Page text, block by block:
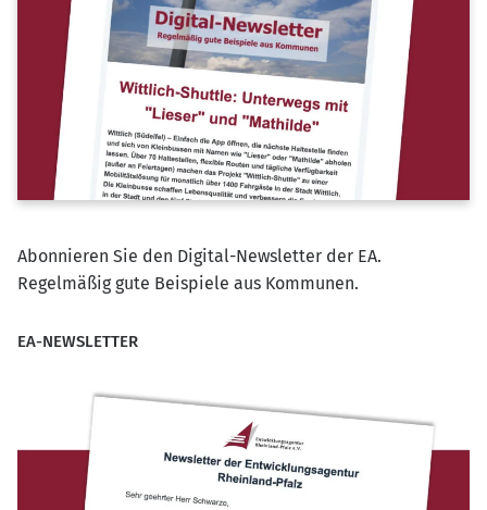
Abonnieren Sie den Digital-Newsletter der EA.
Regelmäßig gute Beispiele aus Kommunen.
EA-NEWSLETTER